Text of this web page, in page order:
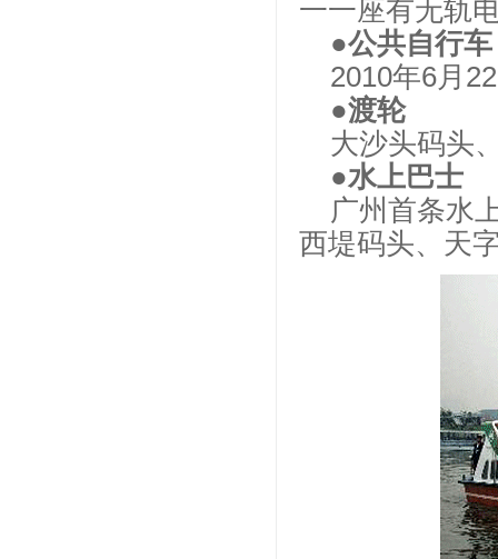
一一座有无轨
●公共自行车
2010年6月
●渡轮
大沙头码头
●水上巴士
广州首条水
西堤码头、天